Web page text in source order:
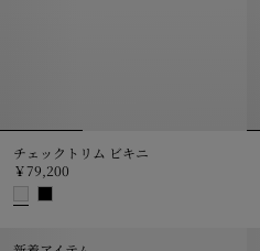
チェックトリム ビキニ
￥79,200